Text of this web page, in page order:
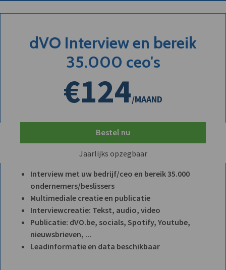
dVO Interview en bereik
35.000 ceo's
€124/MAAND
Bestel nu
Jaarlijks opzegbaar
Interview met uw bedrijf/ceo en bereik 35.000
ondernemers/beslissers
Multimediale creatie en publicatie
Interviewcreatie: Tekst, audio, video
Publicatie: dVO.be, socials, Spotify, Youtube,
nieuwsbrieven, ...
Leadinformatie en data beschikbaar